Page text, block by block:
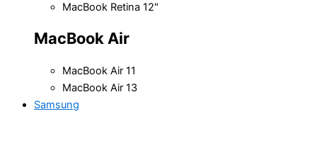
MacBook Retina 12"
MacBook Air
MacBook Air 11
MacBook Air 13
Samsung